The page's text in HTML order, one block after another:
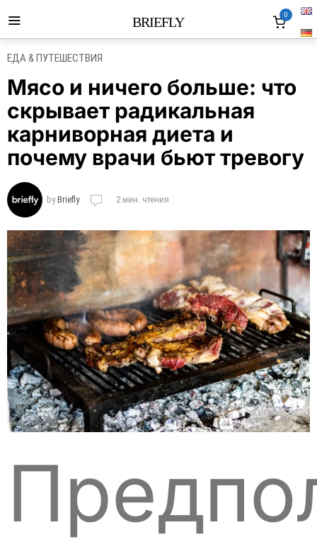
BRIEFLY 0
ЕДА & ПУТЕШЕСТВИЯ
Мясо и ничего больше: что
скрывает радикальная
карниворная диета и
почему врачи бьют тревогу
byBriefly 2 мин. чтения